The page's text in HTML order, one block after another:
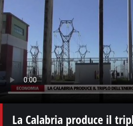
La Calabria produce il